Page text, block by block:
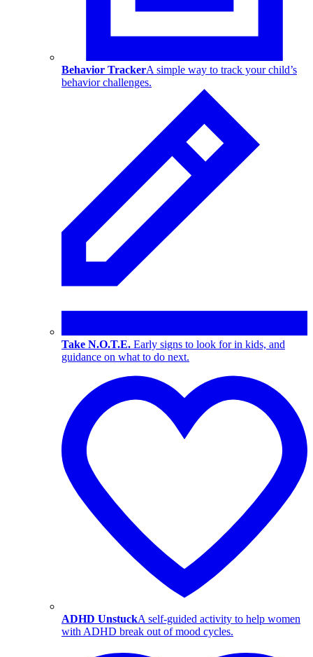
Behavior TrackerA simple way to track your child’s
behavior challenges.
Take N.O.T.E. Early signs to look for in kids, and
guidance on what to do next.
ADHD UnstuckA self-guided activity to help women
with ADHD break out of mood cycles.